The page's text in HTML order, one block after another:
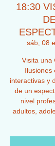
18:30
sáb, 08
Visita una
Ilusiones
interactivas y
de un
nivel
adultos,